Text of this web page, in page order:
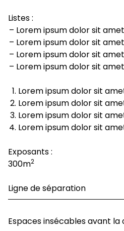
Listes :
Lorem ipsum dolor sit
Lorem ipsum dolor sit
Lorem ipsum dolor sit
Lorem ipsum dolor sit
Lorem ipsum dolor sit
Lorem ipsum dolor sit
Lorem ipsum dolor sit
Lorem ipsum dolor sit
Exposants :
300m2
Ligne de séparation
Espaces insécables avant